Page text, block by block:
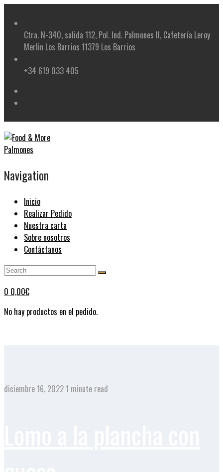
contentCtra. N-340, salida 112, Pol. Ind. Palmones II, Cafetería Leroy
Merlin Los Barrios 11379 Los Barrios
+34 619 033 405
Navigation
Inicio
Realizar Pedido
Nuestra carta
Sobre nosotros
Contáctanos
0 0,00€
No hay productos en el pedido.
diciembre 16, 2022 1 minute read